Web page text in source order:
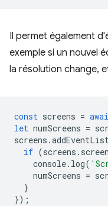
Il permet également
exemple si un nouvel
la résolution change,
const screens =
let numScreens =
screens .
if (screens .
console. log(
numScreens =
}
});